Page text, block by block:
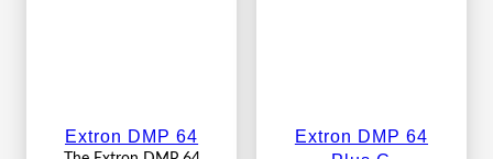
Extron DMP 64
Extron DMP 64